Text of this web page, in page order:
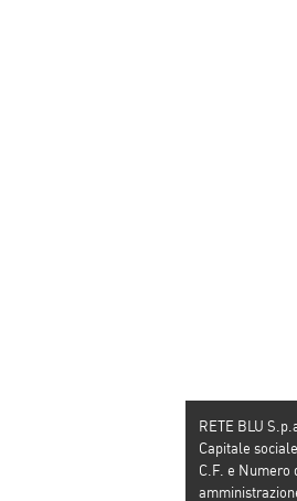
RETE BLU
Capitale
C.F. e Numero